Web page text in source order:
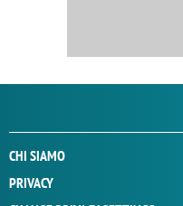
CHI SIAMO
PRIVACY